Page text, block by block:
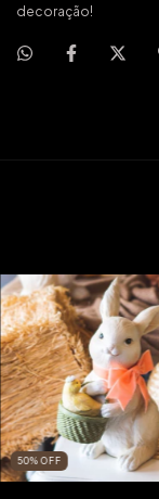
decoração!
50%OFF